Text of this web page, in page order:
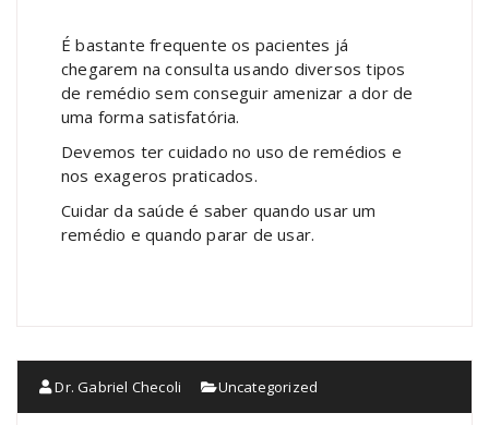
É bastante frequente os pacientes já
chegarem na consulta usando diversos tipos
de remédio sem conseguir amenizar a dor de
uma forma satisfatória.
Devemos ter cuidado no uso de remédios e
nos exageros praticados.
Cuidar da saúde é saber quando usar um
remédio e quando parar de usar.
Dr. Gabriel Checoli Uncategorized